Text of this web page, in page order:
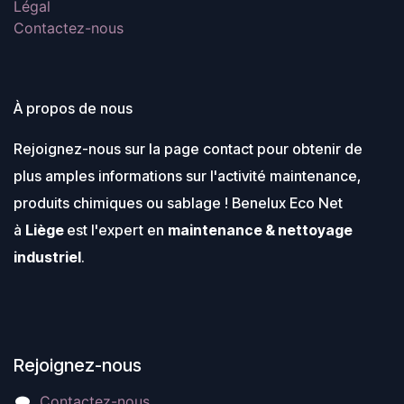
Vitrificateur à l’eau adapté
pour la vitrification de
parquets ou dérivés des bois
bois brut il permet de
conserver la tonalité claire
Légal
Contactez-nous
À propos de nous
Rejoignez-nous sur la page contact pour obtenir de
plus amples informations sur l'activité maintenance,
produits chimiques ou sablage ! Benelux Eco Net
à Liège est l'expert en maintenance & nettoyage
industriel.
Rejoignez-nous